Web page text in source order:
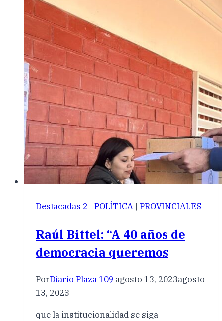
Destacadas 2 | POLÍTICA | PROVINCIALES
Raúl Bittel: “A 40 años de
democracia queremos
PorDiario Plaza 109 agosto 13, 2023agosto
13, 2023
que la institucionalidad se siga